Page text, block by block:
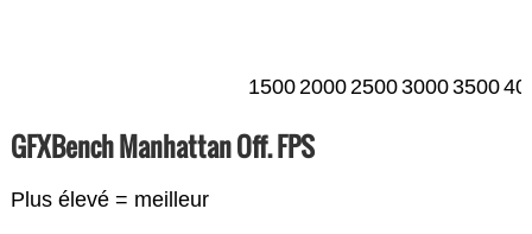
15002000250030003500
GFXBench Manhattan Off. FPS
Plus élevé = meilleur